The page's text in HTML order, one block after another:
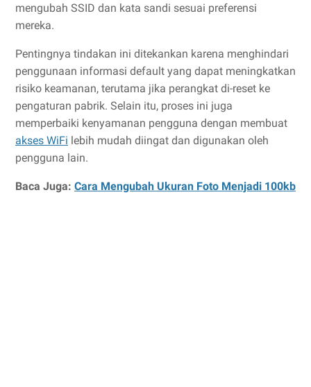
mengubah SSID dan kata sandi sesuai preferensi
mereka.
Pentingnya tindakan ini ditekankan karena menghindari
penggunaan informasi default yang dapat meningkatkan
risiko keamanan, terutama jika perangkat di-reset ke
pengaturan pabrik. Selain itu, proses ini juga
memperbaiki kenyamanan pengguna dengan membuat
akses WiFi lebih mudah diingat dan digunakan oleh
pengguna lain.
Baca Juga: Cara Mengubah Ukuran Foto Menjadi 100kb